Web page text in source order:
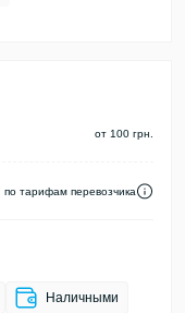
от 100 грн.
по тарифам перевозчика
Наличными